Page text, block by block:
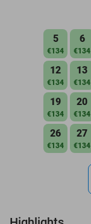
5
€134
6
€134
12
€134
13
€134
19
€134
20
€134
26
€134
27
€134